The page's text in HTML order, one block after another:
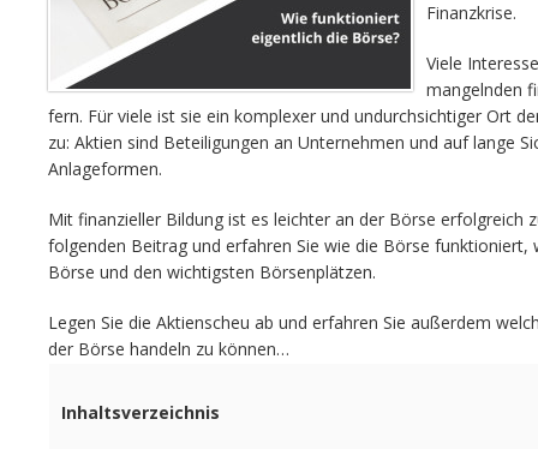
Finanzkrise.
Viele
mangelnden
fern. Für viele ist sie ein komplexer und undurchsichtiger Ort
zu: Aktien sind Beteiligungen an Unternehmen und auf lange
Anlageformen.
Mit finanzieller Bildung ist es leichter an der Börse erfolgreich
folgenden Beitrag und erfahren Sie wie die Börse funktioniert,
Börse und den wichtigsten Börsenplätzen.
Legen Sie die Aktienscheu ab und erfahren Sie außerdem
der Börse handeln zu können…
Inhaltsverzeichnis